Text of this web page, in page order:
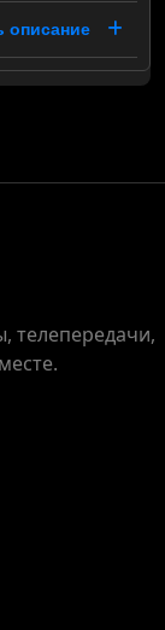
описание